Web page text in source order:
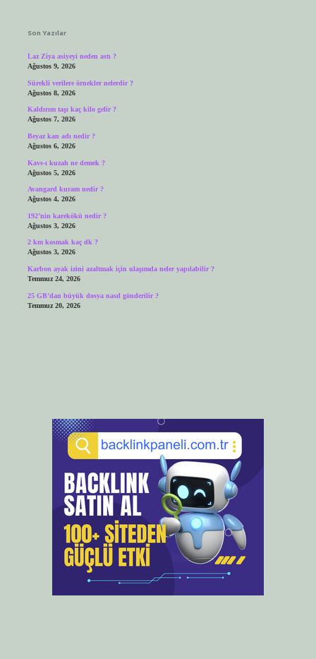
Son Yazılar
Laz Ziya asiyeyi neden astı ?
Ağustos 9, 2026
Sürekli verilere örnekler nelerdir ?
Ağustos 8, 2026
Kaldırım taşı kaç kilo gelir ?
Ağustos 7, 2026
Beyaz kan adı nedir ?
Ağustos 6, 2026
Kavs-ı kuzah ne demek ?
Ağustos 5, 2026
Avangard kuram nedir ?
Ağustos 4, 2026
192’nin karekökü nedir ?
Ağustos 3, 2026
2 km kosmak kaç dk ?
Ağustos 3, 2026
Karbon ayak izini azaltmak için ulaşımda neler yapılabilir ?
Temmuz 24, 2026
25 GB’dan büyük dosya nasıl gönderilir ?
Temmuz 20, 2026